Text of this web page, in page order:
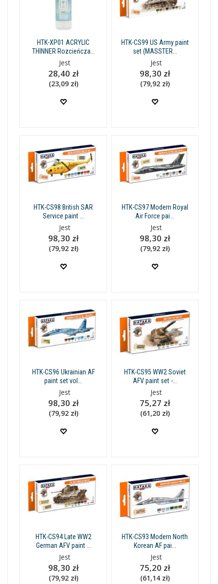
HTK-XP01 ACRYLIC
THINNER Rozcieńcza...
Jest
28,40 zł
(23,09 zł)
HTK-CS99 US Army paint
set (MASSTER...
Jest
98,30 zł
(79,92 zł)
HTK-CS98 British SAR
Service paint ...
Jest
98,30 zł
(79,92 zł)
HTK-CS97 Modern Royal
Air Force pai...
Jest
98,30 zł
(79,92 zł)
HTK-CS96 Ukrainian AF
paint set vol...
Jest
98,30 zł
(79,92 zł)
HTK-CS95 WW2 Soviet
AFV paint set -...
Jest
75,27 zł
(61,20 zł)
HTK-CS94 Late WW2
German AFV paint ...
Jest
98,30 zł
(79,92 zł)
HTK-CS93 Modern North
Korean AF pai...
Jest
75,20 zł
(61,14 zł)